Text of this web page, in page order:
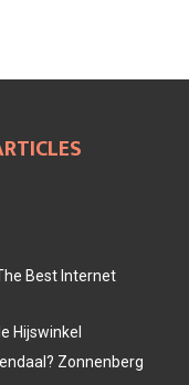
Best Internet
Hijswinkel
Zonnenberg